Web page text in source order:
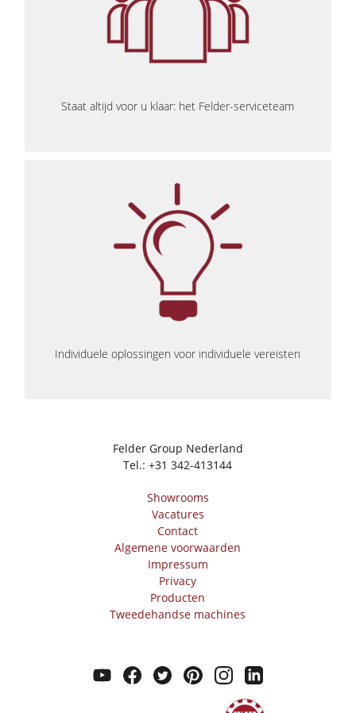
Staat altijd voor u klaar: het Felder-serviceteam
Individuele oplossingen voor individuele vereisten
Felder Group Nederland
Tel.:+31 342-413144
Showrooms
Vacatures
Contact
Algemene voorwaarden
Impressum
Privacy
Producten
Tweedehandse machines
youtubefacebook
twitter
pinterestinstagram
linkedin